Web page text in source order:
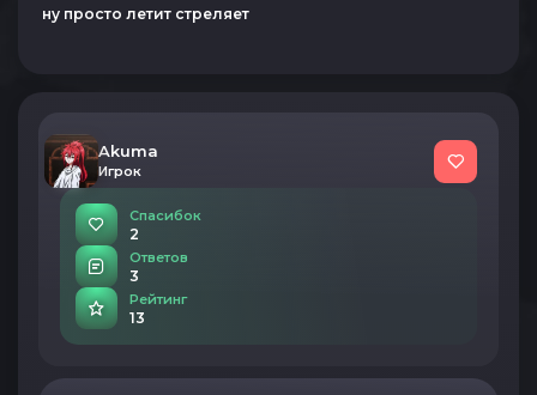
ну просто летит стреляет
Akuma
Игрок
Спасибок
2
Ответов
3
Рейтинг
13